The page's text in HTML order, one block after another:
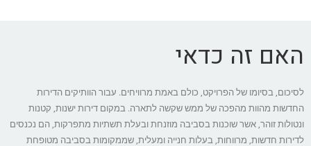
האם זה כדאי
לסיכום, בסיומו של הפרויקט, כולם באמת מרוויחים. עבור הוותיקים הדירות
החדשות מהוות מהפכה של ממש שקשה לתארה. במקום דירות ישנות, קטנות
ונטולות זוהר, אשר שוכנות בסביבה מוזנחת ובעלת תשתיות מתפרקות, הם נכנסים
לדירות חדשות, מרווחות, בעלות חנייה ומעלית, שממקומות בסביבה מטופחת